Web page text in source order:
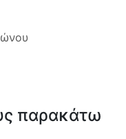
παρακάτω